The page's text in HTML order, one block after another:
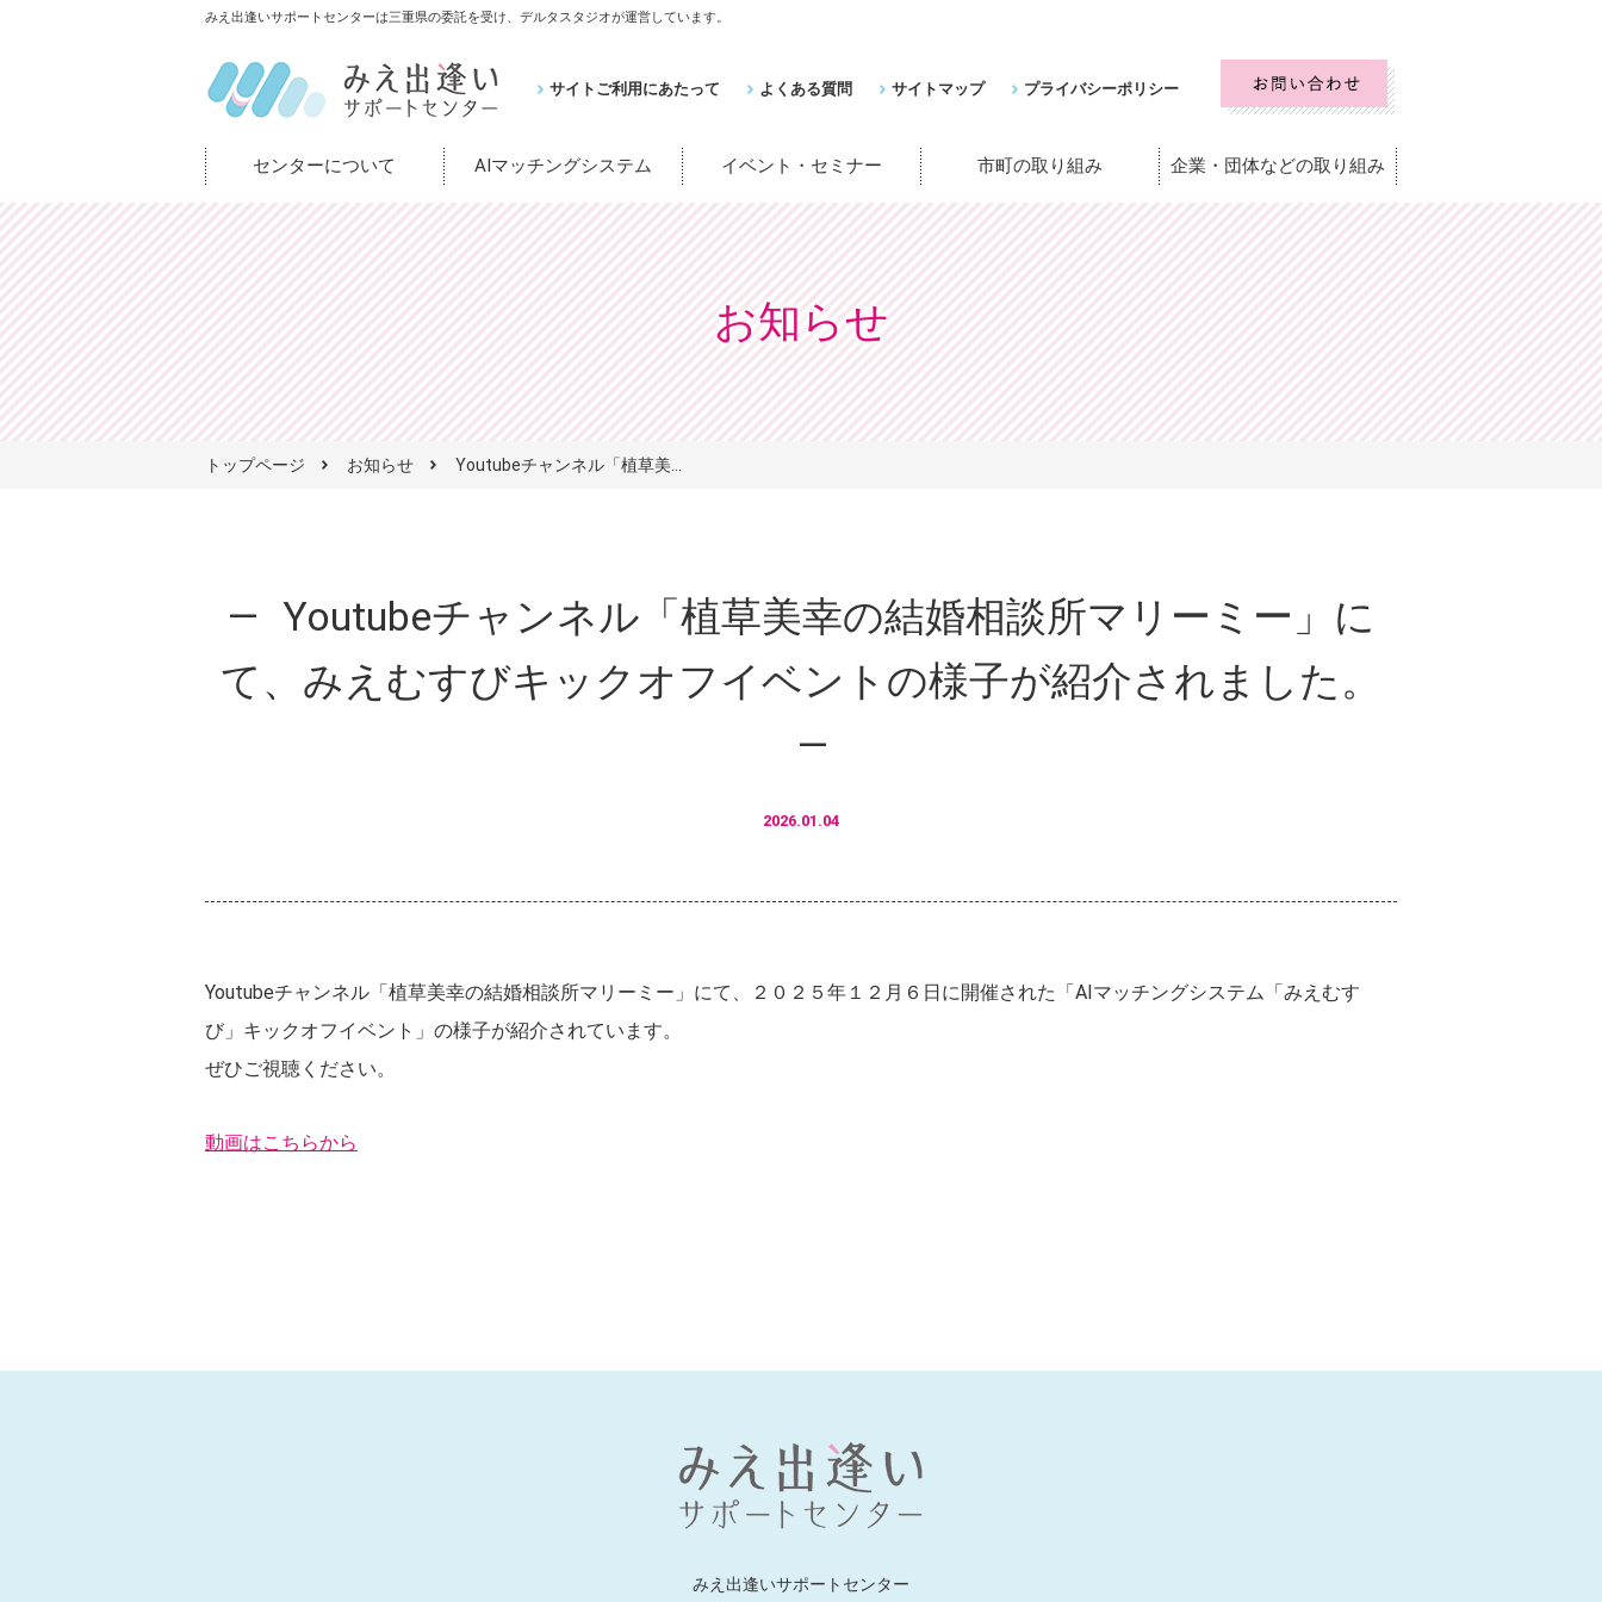
みえ出逢いサポートセンターは三重県の委託を受け、デルタスタジオが運営しています。
サイトご利用にあたって よくある質問 サイトマップ プライバシーポリシー
センターについて AIマッチングシステム イベント・セミナー 市町の取り組み 企業・団体などの取り組み
お知らせ
トップページ お知らせ Youtubeチャンネル「植草美...
Youtubeチャンネル「植草美幸の結婚相談所マリーミー」に
て、みえむすびキックオフイベントの様子が紹介されました。
2026.01.04
Youtubeチャンネル「植草美幸の結婚相談所マリーミー」にて、２０２５年１２月６日に開催された「AIマッチングシステム「みえむす
び」キックオフイベント」の様子が紹介されています。
ぜひご視聴ください。
動画はこちらから
みえ出逢いサポートセンター